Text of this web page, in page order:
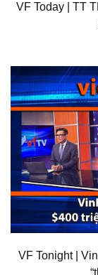
VF Today | TT
VF Tonight |